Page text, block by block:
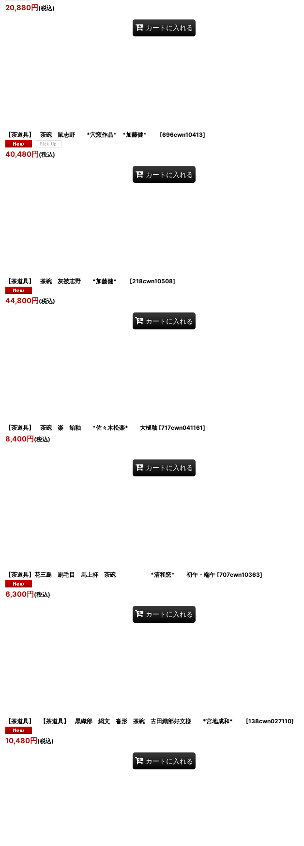
20,880円 (税込)
カートに入れる
【茶道具】 茶碗 鼠志野 *穴窯作品* *加藤健* [696cwn10413]
40,480円 (税込)
カートに入れる
【茶道具】 茶碗 灰被志野 *加藤健* [218cwn10508]
44,800円 (税込)
カートに入れる
【茶道具】 茶碗 楽 飴釉 *佐々木松楽* 大樋釉 [717cwn041161]
8,400円 (税込)
カートに入れる
【茶道具】花三島 刷毛目 馬上杯 茶碗 *清和窯* 初午・端午 [707cwn10363]
6,300円 (税込)
カートに入れる
【茶道具】 【茶道具】 黒織部 網文 沓形 茶碗 古田織部好文様 *宮地成和* [138cwn027110]
10,480円 (税込)
カートに入れる